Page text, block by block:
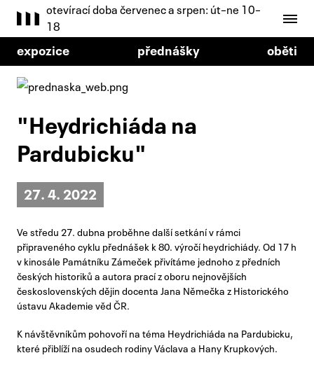
otevírací doba červenec a srpen: út–ne 10–
18
expozice přednášky oběti
"Heydrichiáda na
Pardubicku"
27. 4. 2022
Ve středu 27. dubna proběhne další setkání v rámci
připraveného cyklu přednášek k 80. výročí heydrichiády. Od 17 h
v kinosále Památníku Zámeček přivítáme jednoho z předních
českých historiků a autora prací z oboru nejnovějších
československých dějin docenta Jana Němečka z Historického
ústavu Akademie věd ČR.
K návštěvníkům pohovoří na téma Heydrichiáda na Pardubicku,
které přiblíží na osudech rodiny Václava a Hany Krupkových.